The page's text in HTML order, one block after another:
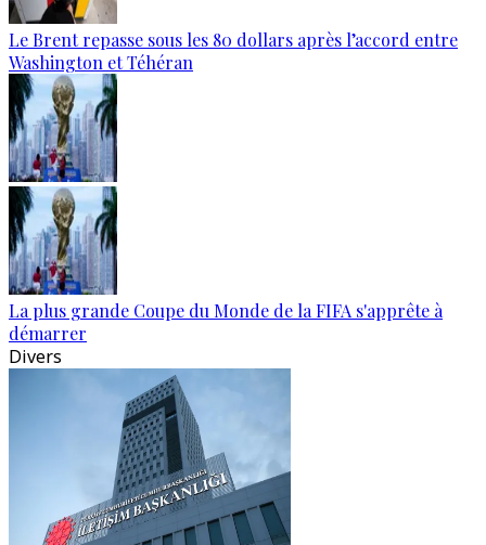
Le Brent repasse sous les 80 dollars après l’accord entre
Washington et Téhéran
La plus grande Coupe du Monde de la FIFA s'apprête à
démarrer
Divers